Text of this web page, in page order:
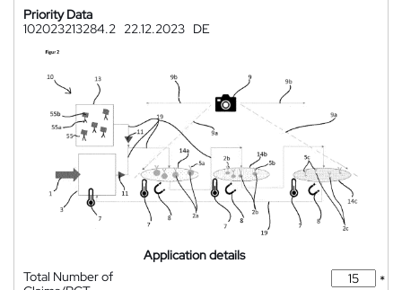
Priority Data
102023213284.2 22.12.2023 DE
Application details
Total Number of
*